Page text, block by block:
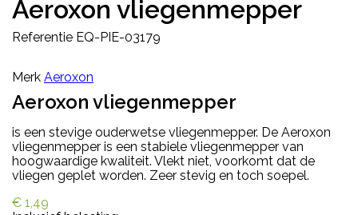
Aeroxon vliegenmepper
Referentie EQ-PIE-03179
Merk Aeroxon
Aeroxon vliegenmepper
is een stevige ouderwetse vliegenmepper. De Aeroxon
vliegenmepper is een stabiele vliegenmepper van
hoogwaardige kwaliteit. Vlekt niet, voorkomt dat de
vliegen geplet worden. Zeer stevig en toch soepel.
€ 1,49